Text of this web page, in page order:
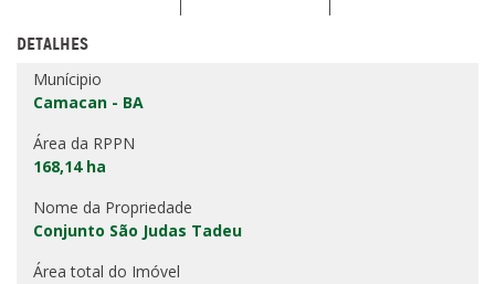
DETALHES
Munícipio
Camacan - BA
Área da RPPN
168,14 ha
Nome da Propriedade
Conjunto São Judas Tadeu
Área total do Imóvel